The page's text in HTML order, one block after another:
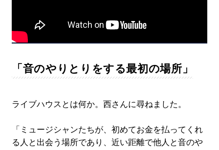
「音のやりとりをする最初の場所」
ライブハウスとは何か。西さんに尋ねました。
「ミュージシャンたちが、初めてお金を払ってくれ
る人と出会う場所であり、近い距離で他人と音のや